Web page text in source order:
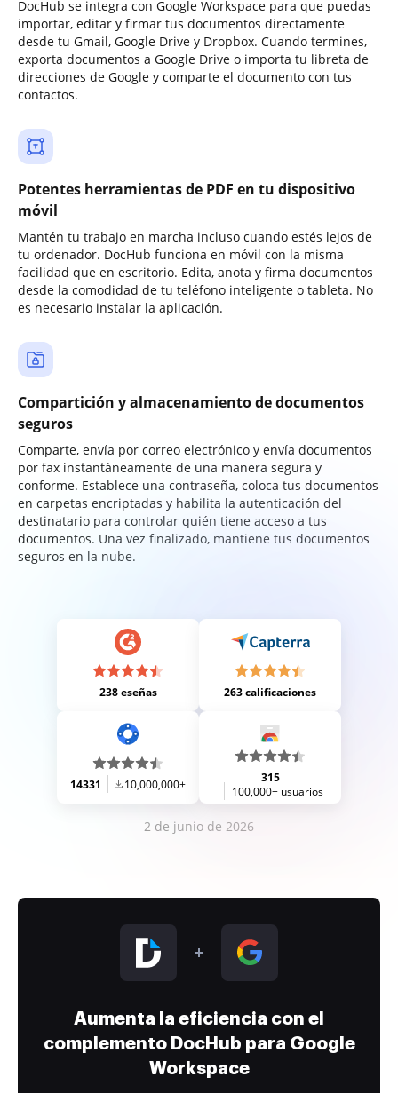
DocHub se integra con Google Workspace para que puedas
importar, editar y firmar tus documentos directamente
desde tu Gmail, Google Drive y Dropbox. Cuando termines,
exporta documentos a Google Drive o importa tu libreta de
direcciones de Google y comparte el documento con tus
contactos.
Potentes herramientas de PDF en tu dispositivo
móvil
Mantén tu trabajo en marcha incluso cuando estés lejos de
tu ordenador. DocHub funciona en móvil con la misma
facilidad que en escritorio. Edita, anota y firma documentos
desde la comodidad de tu teléfono inteligente o tableta. No
es necesario instalar la aplicación.
Compartición y almacenamiento de documentos
seguros
Comparte, envía por correo electrónico y envía documentos
por fax instantáneamente de una manera segura y
conforme. Establece una contraseña, coloca tus documentos
en carpetas encriptadas y habilita la autenticación del
destinatario para controlar quién tiene acceso a tus
documentos. Una vez finalizado, mantiene tus documentos
seguros en la nube.
238 eseñas 263 calificaciones
14331 10,000,000+
315
100,000+ usuarios
2 de junio de 2026
Aumenta la eficiencia con el
complemento DocHub para Google
Workspace